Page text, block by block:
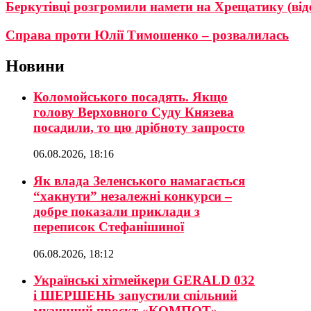
Беркутівці розгромили намети на Хрещатику
Справа проти Юлії Тимошенко – розвалилась
Новини
Коломойського посадять. Якщо
голову Верховного Суду Князева
посадили, то цю дрібноту запросто
06.08.2026, 18:16
Як влада Зеленського намагається
“хакнути” незалежні конкурси –
добре показали приклади з
переписок Стефанішиної
06.08.2026, 18:12
Українські хітмейкери GERALD 032
і ШЕРШЕНЬ запустили спільний